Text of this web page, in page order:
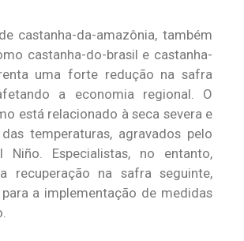
castanha-da-amazônia, também
castanha-do-brasil e castanha-
uma forte redução na safra
a economia regional. O
está relacionado à seca severa e
temperaturas, agravados pelo
Niño. Especialistas, no entanto,
recuperação na safra seguinte,
a implementação de medidas